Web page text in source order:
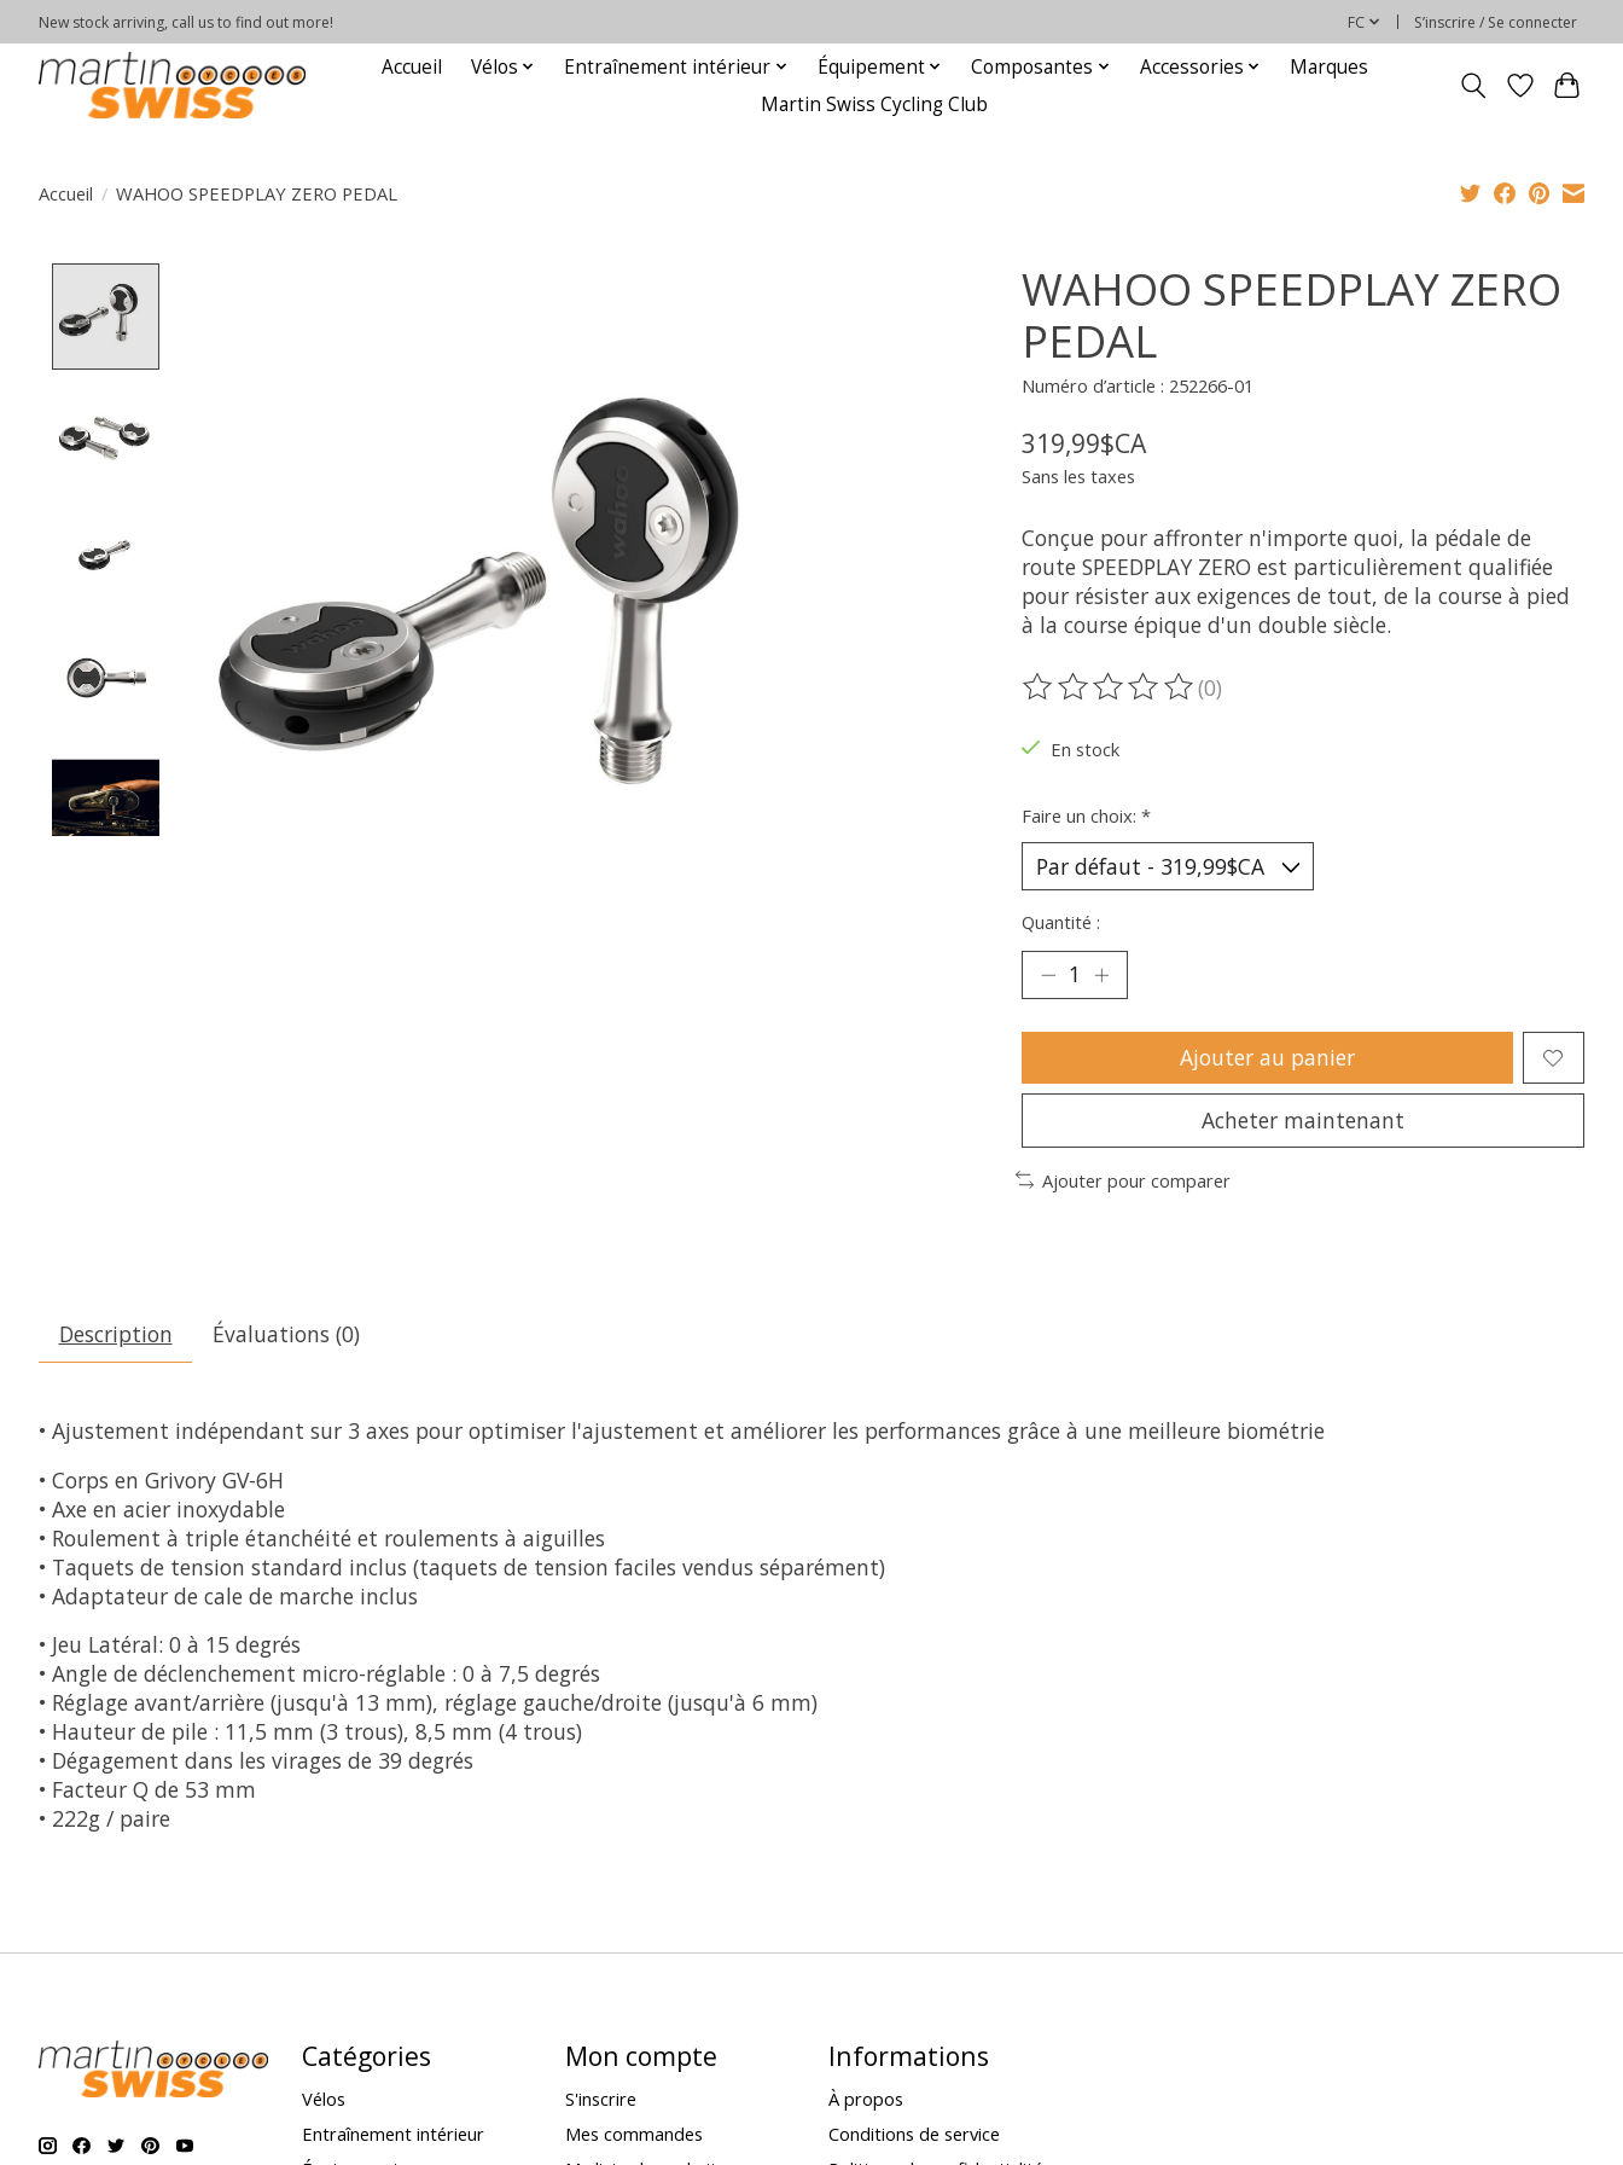
New stock arriving, call us to find out more! FC S’inscrire / Se connecter
Accueil Vélos Entraînement intérieur Équipement Composantes Accessories
Marques
Martin Swiss Cycling Club
Accueil / WAHOO SPEEDPLAY ZERO PEDAL
WAHOO SPEEDPLAY ZERO
PEDAL
Numéro d’article : 252266-01
319,99$CA
Sans les taxes
Conçue pour affronter n'importe quoi, la pédale de
route SPEEDPLAY ZERO est particulièrement qualifiée
pour résister aux exigences de tout, de la course à pied
à la course épique d'un double siècle.
Ce produit est évalué à
(0)
En stock
Faire un choix: *
Quantité :
Ajouter au panier
Acheter maintenant
Ajouter pour comparer
Description Évaluations (0)
• Ajustement indépendant sur 3 axes pour optimiser l'ajustement et améliorer les performances grâce à une meilleure biométrie
• Corps en Grivory GV-6H
• Axe en acier inoxydable
• Roulement à triple étanchéité et roulements à aiguilles
• Taquets de tension standard inclus (taquets de tension faciles vendus séparément)
• Adaptateur de cale de marche inclus
• Jeu Latéral: 0 à 15 degrés
• Angle de déclenchement micro-réglable : 0 à 7,5 degrés
• Réglage avant/arrière (jusqu'à 13 mm), réglage gauche/droite (jusqu'à 6 mm)
• Hauteur de pile : 11,5 mm (3 trous), 8,5 mm (4 trous)
• Dégagement dans les virages de 39 degrés
• Facteur Q de 53 mm
• 222g / paire
Catégories
Vélos
Entraînement intérieur
Mon compte
S'inscrire
Mes commandes
Informations
À propos
Conditions de service